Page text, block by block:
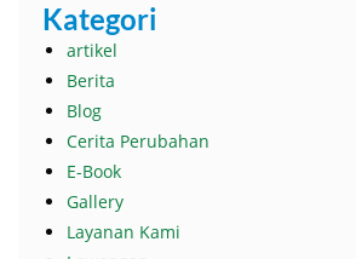
Kategori
artikel
Berita
Blog
Cerita Perubahan
E-Book
Gallery
Layanan Kami